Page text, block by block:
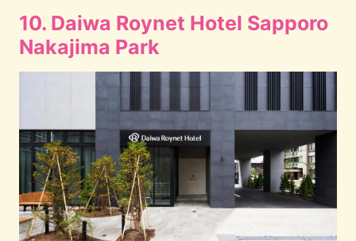
10. Daiwa Roynet Hotel Sapporo
Nakajima Park